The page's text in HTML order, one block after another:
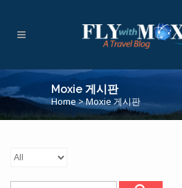
Moxie 게시판
Home>Moxie 게시판